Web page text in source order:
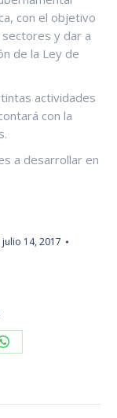
con el objetivo
y dar a
de la Ley de
actividades
con la
a desarrollar en
julio 14, 2017
Share
WhatsApp